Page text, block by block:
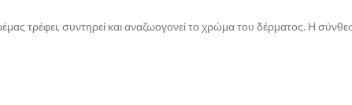
τρέφει, συντηρεί και αναζωογονεί το χρώμα του δέρματος. Η